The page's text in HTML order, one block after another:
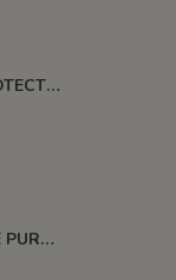
ENGOBE DE PROTECTION POUR LES PLAQUES
BARRE ALUMINE PURE 1400°C L200 X 2 MM